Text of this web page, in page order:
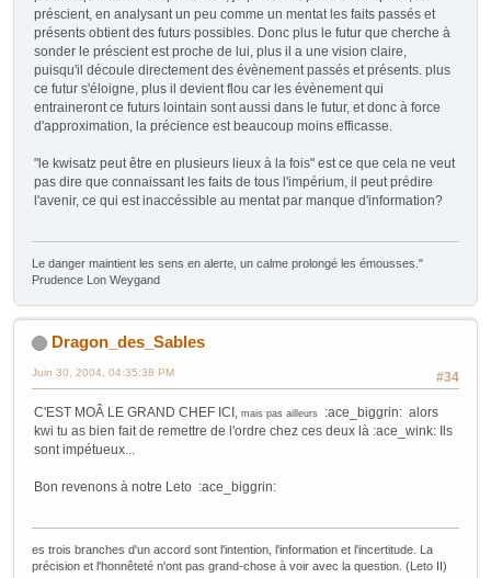
préscient, en analysant un peu comme un mentat les faits passés et
présents obtient des futurs possibles. Donc plus le futur que cherche à
sonder le préscient est proche de lui, plus il a une vision claire,
puisqu'il découle directement des évènement passés et présents. plus
ce futur s'éloigne, plus il devient flou car les évènement qui
entraineront ce futurs lointain sont aussi dans le futur, et donc à force
d'approximation, la précience est beaucoup moins efficasse.
"le kwisatz peut être en plusieurs lieux à la fois" est ce que cela ne veut
pas dire que connaissant les faits de tous l'impérium, il peut prédire
l'avenir, ce qui est inaccéssible au mentat par manque d'information?
Le danger maintient les sens en alerte, un calme prolongé les émousses."
Prudence Lon Weygand
Dragon_des_Sables
#34
Juin 30, 2004, 04:35:38 PM
C'EST MOÂ LE GRAND CHEF ICI, mais pas ailleurs
:ace_biggrin: alors
kwi tu as bien fait de remettre de l'ordre chez ces deux là :ace_wink: Ils
sont impétueux...
Bon revenons à notre Leto :ace_biggrin:
es trois branches d'un accord sont l'intention, l'information et l'incertitude. La
précision et l'honnêteté n'ont pas grand-chose à voir avec la question. (Leto II)